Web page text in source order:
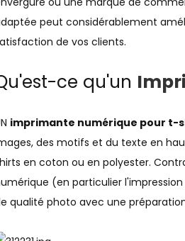
peut considérablement
de vos clients.
ce qu'un
imprimante numérique pour t-
des motifs et du texte en
en coton ou en polyester.
(en particulier
qualité photo avec une